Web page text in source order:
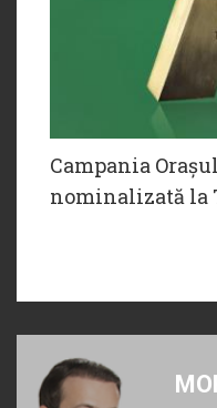
Campania
nominalizată la